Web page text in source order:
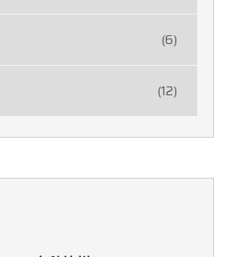
(6)
(12)